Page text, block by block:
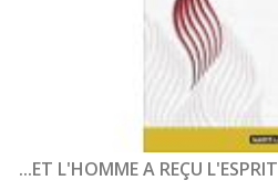
...ET L'HOMME A REÇU L'ESPRIT